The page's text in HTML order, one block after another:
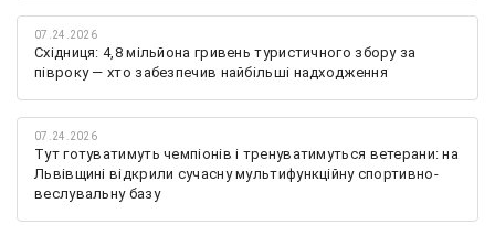
07.24.2026
Східниця: 4,8 мільйона гривень туристичного збору за
півроку — хто забезпечив найбільші надходження
07.24.2026
Тут готуватимуть чемпіонів і тренуватимуться ветерани: на
Львівщині відкрили сучасну мультифункційну спортивно-
веслувальну базу